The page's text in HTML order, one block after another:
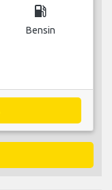
local_gas_station
Bensin